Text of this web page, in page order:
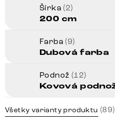
Šírka(2)
200 cm
Farba(9)
Dubová farba
Podnož (12)
Kovová
Všetky varianty produktu (89)